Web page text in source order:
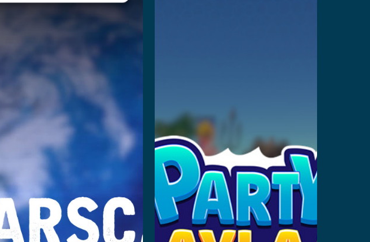
Lunarscape:
Breakdown
Per saperne di più
Per saperne di più